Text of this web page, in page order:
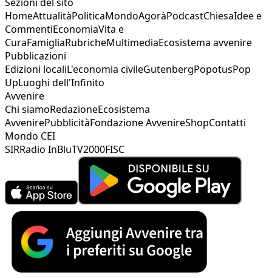
HomeAttualitàPoliticaMondoAgoràPodcastChiesaIdee e
CommentiEconomiaVita e
CuraFamigliaRubricheMultimediaEcosistema avvenire
Pubblicazioni
Edizioni localiL'economia civileGutenbergPopotusPop
UpLuoghi dell'Infinito
Avvenire
Chi siamoRedazioneEcosistema
AvvenirePubblicitàFondazione AvvenireShopContatti
Mondo CEI
SIRRadio InBluTV2000FISC